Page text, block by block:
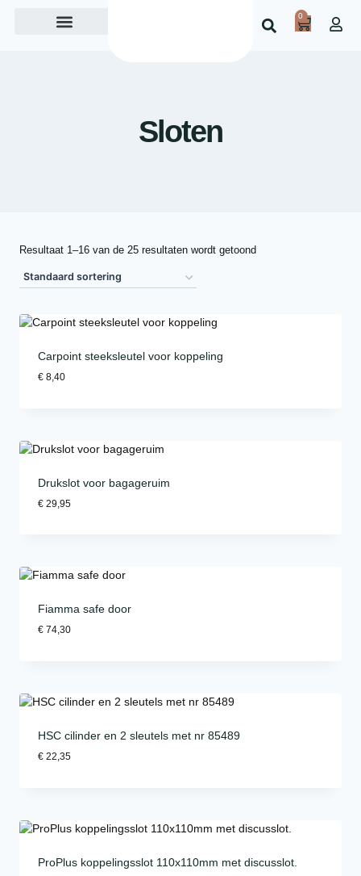
0
Sloten
Resultaat 1–16 van de 25 resultaten wordt getoond
Carpoint steeksleutel voor koppeling
€ 8,40
Drukslot voor bagageruim
€ 29,95
Fiamma safe door
€ 74,30
HSC cilinder en 2 sleutels met nr 85489
€ 22,35
ProPlus koppelingsslot 110x110mm met discusslot.